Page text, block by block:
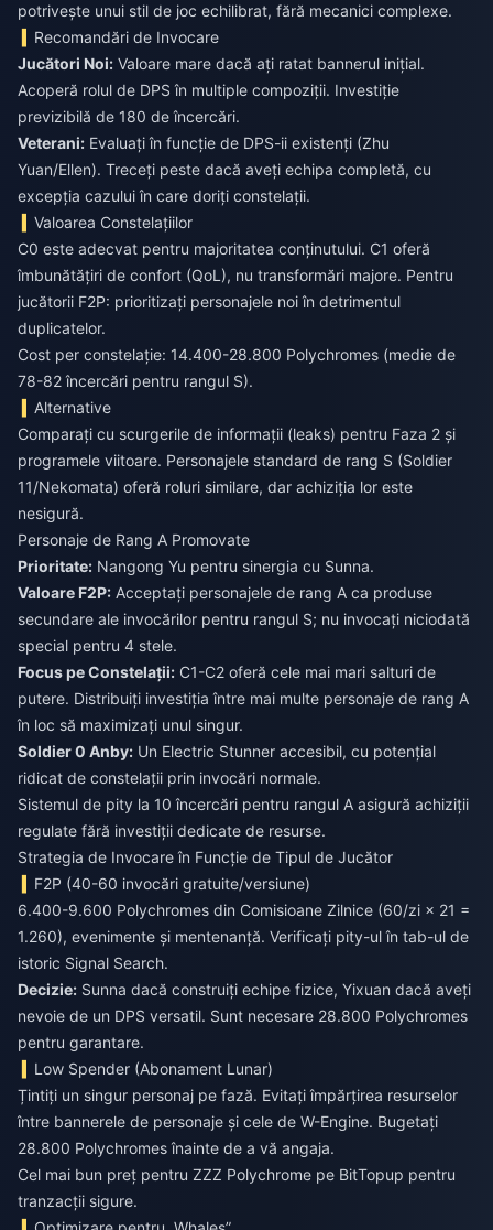
potrivește unui stil de joc echilibrat, fără mecanici complexe.
Recomandări de Invocare
Jucători Noi: Valoare mare dacă ați ratat bannerul inițial.
Acoperă rolul de DPS în multiple compoziții. Investiție
previzibilă de 180 de încercări.
Veterani: Evaluați în funcție de DPS-ii existenți (Zhu
Yuan/Ellen). Treceți peste dacă aveți echipa completă, cu
excepția cazului în care doriți constelații.
Valoarea Constelațiilor
C0 este adecvat pentru majoritatea conținutului. C1 oferă
îmbunătățiri de confort (QoL), nu transformări majore. Pentru
jucătorii F2P: prioritizați personajele noi în detrimentul
duplicatelor.
Cost per constelație: 14.400-28.800 Polychromes (medie de
78-82 încercări pentru rangul S).
Alternative
Comparați cu scurgerile de informații (leaks) pentru Faza 2 și
programele viitoare. Personajele standard de rang S (Soldier
11/Nekomata) oferă roluri similare, dar achiziția lor este
nesigură.
Personaje de Rang A Promovate
Prioritate: Nangong Yu pentru sinergia cu Sunna.
Valoare F2P: Acceptați personajele de rang A ca produse
secundare ale invocărilor pentru rangul S; nu invocați niciodată
special pentru 4 stele.
Focus pe Constelații: C1-C2 oferă cele mai mari salturi de
putere. Distribuiți investiția între mai multe personaje de rang A
în loc să maximizați unul singur.
Soldier 0 Anby: Un Electric Stunner accesibil, cu potențial
ridicat de constelații prin invocări normale.
Sistemul de pity la 10 încercări pentru rangul A asigură achiziții
regulate fără investiții dedicate de resurse.
Strategia de Invocare în Funcție de Tipul de Jucător
F2P (40-60 invocări gratuite/versiune)
6.400-9.600 Polychromes din Comisioane Zilnice (60/zi × 21 =
1.260), evenimente și mentenanță. Verificați pity-ul în tab-ul de
istoric Signal Search.
Decizie: Sunna dacă construiți echipe fizice, Yixuan dacă aveți
nevoie de un DPS versatil. Sunt necesare 28.800 Polychromes
pentru garantare.
Low Spender (Abonament Lunar)
Țintiți un singur personaj pe fază. Evitați împărțirea resurselor
între bannerele de personaje și cele de W-Engine. Bugetați
28.800 Polychromes înainte de a vă angaja.
Cel mai bun preț pentru ZZZ Polychrome pe BitTopup pentru
tranzacții sigure.